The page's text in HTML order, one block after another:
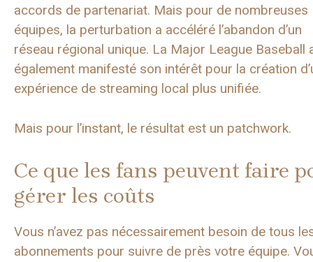
accords de partenariat. Mais pour de nombreuses
équipes, la perturbation a accéléré l’abandon d’un
réseau régional unique. La Major League Baseball
également manifesté son intérêt pour la création
expérience de streaming local plus unifiée.
Mais pour l’instant, le résultat est un patchwork.
Ce que les fans peuvent faire
gérer les coûts
Vous n’avez pas nécessairement besoin de tous
abonnements pour suivre de près votre équipe.